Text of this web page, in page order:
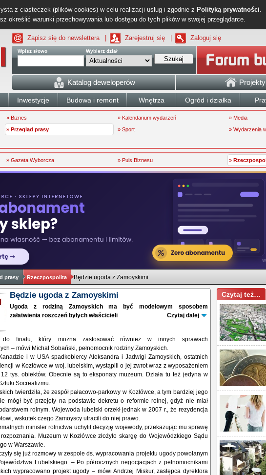
z ciasteczek (plików cookies) w celu realizacji usług i zgodnie z Polityką prywatności.
określić warunki przechowywania lub dostępu do tych plików w swojej przeglądarce.
Zapisz się do newslettera Zarejestruj się Zaloguj się
Wpisz słowo Wybierz dział
Szukaj
Katalog deweloperów
Inwestycje Budowa i remont Wnętrza Ogród i działka
» Biznes » Kalendarium wydarzeń
» Media
» Przegląd prasy » Sport
» Wydarzenia
» Gazeta Wyborcza » Puls Biznesu »
prasy Rzeczpospolita Będzie ugoda z Zamoyskimi
Będzie ugoda z Zamoyskimi
Ugoda z rodziną Zamoyskich ma być modelowym sposobem
załatwienia roszczeń byłych właścicieli
Czytaj dalej
finału, który można zastosować również w innych sprawach
– mówi Michał Sobański, pełnomocnik rodziny Zamoyskich.
i w USA spadkobiercy Aleksandra i Jadwigi Zamoyskich, ostatnich
w Kozłówce w woj. lubelskim, wystąpili o jej zwrot wraz z wyposażeniem
tys. obiektów. Obecnie są to eksponaty muzeum. Działa tu też jedyna w
Socrealizmu.
twierdziła, że zespół pałacowo-parkowy w Kozłówce, a tym bardziej jego
mógł być przejęty na podstawie dekretu o reformie rolnej, gdyż nie miał
rolnym. Wojewoda lubelski orzekł jednak w 2007 r., że rezydencja
wskutek czego Zamoyscy utracili do niej prawo.
minister rolnictwa uchylił decyzję wojewody, przekazując mu sprawę
Muzeum w Kozłówce złożyło skargę do Wojewódzkiego Sądu
w Warszawie.
się już rozmowy w zespole ds. wypracowania projektu ugody powołanym
Lubelskiego. – Po półrocznych negocjacjach z pełnomocnikami
wypracowano projekt ugody – mówi Andrzej Miskur, zastępca dyrektora
Czytaj też…